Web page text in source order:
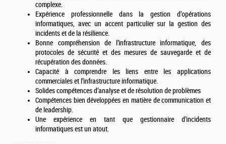
complexe.
Expérience professionnelle dans la gestion d’opérations
informatiques, avec un accent particulier sur la gestion des
incidents et de la résilience.
Bonne compréhension de l’infrastructure informatique, des
protocoles de sécurité et des mesures de sauvegarde et de
récupération des données.
Capacité à comprendre les liens entre les applications
commerciales et l’infrastructure informatique.
Solides compétences d’analyse et de résolution de problèmes
Compétences bien développées en matière de communication et
de leadership.
Une expérience en tant que gestionnaire d’incidents
informatiques est un atout.